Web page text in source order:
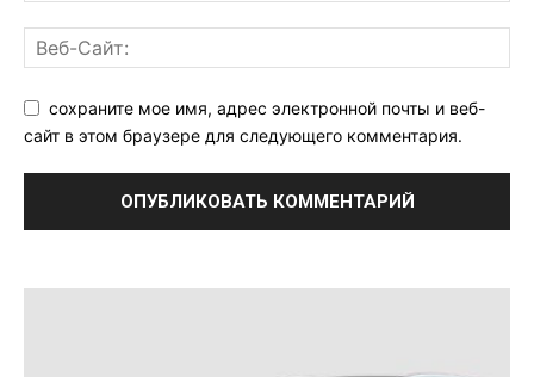
сохраните мое имя, адрес электронной почты и веб-
сайт в этом браузере для следующего комментария.